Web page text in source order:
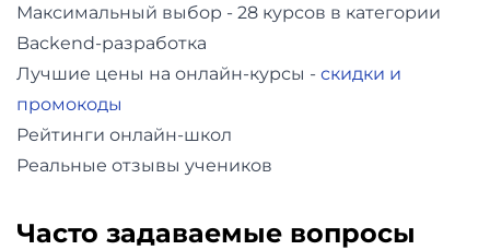
Максимальный выбор - 28 курсов в категории
Backend-разработка
Лучшие цены на онлайн-курсы - скидки и
промокоды
Рейтинги онлайн-школ
Реальные отзывы учеников
Часто задаваемые вопросы